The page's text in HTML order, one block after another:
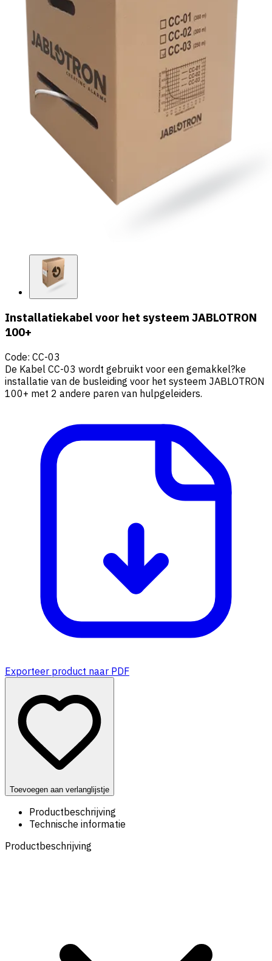
Installatiekabel voor het systeem JABLOTRON
100+
Code: CC-03
De Kabel CC-03 wordt gebruikt voor een gemakkel?ke
installatie van de busleiding voor het systeem JABLOTRON
100+ met 2 andere paren van hulpgeleiders.
Exporteer product naar PDF
Toevoegen aan verlanglijstje
Productbeschrijving
Technische informatie
Productbeschrijving